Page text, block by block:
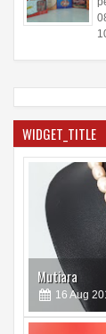
WIDGET_TITLE
Mutiara
16 Aug